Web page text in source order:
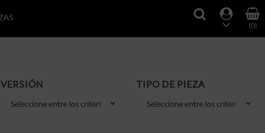
(0)
VERSIÓN TIPO DE PIEZA